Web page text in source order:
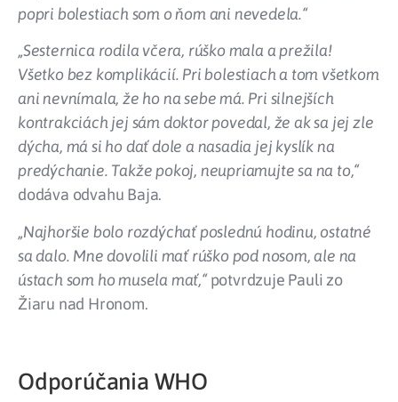
popri bolestiach som o ňom ani nevedela.“
„Sesternica rodila včera, rúško mala a prežila!
Všetko bez komplikácií. Pri bolestiach a tom všetkom
ani nevnímala, že ho na sebe má. Pri silnejších
kontrakciách jej sám doktor povedal, že ak sa jej zle
dýcha, má si ho dať dole a nasadia jej kyslík na
predýchanie. Takže pokoj, neupriamujte sa na to,“
dodáva odvahu Baja.
„Najhoršie bolo rozdýchať poslednú hodinu, ostatné
sa dalo. Mne dovolili mať rúško pod nosom, ale na
ústach som ho musela mať,“potvrdzuje Pauli zo
Žiaru nad Hronom.
Odporúčania WHO